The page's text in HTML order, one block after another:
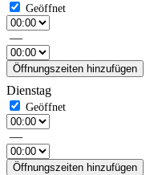
—
Öffnungszeiten hinzufügen
Dienstag
—
Öffnungszeiten hinzufügen